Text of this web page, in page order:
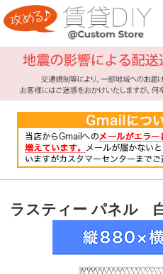
ラスティー パネル